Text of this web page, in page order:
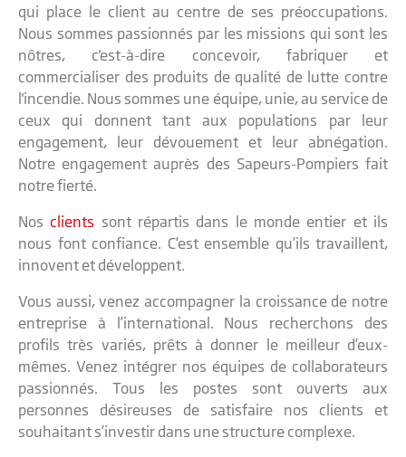
qui place le client au centre de ses préoccupations.
Nous sommes passionnés par les missions qui sont les
nôtres, c'est-à-dire concevoir, fabriquer et
commercialiser des produits de qualité de lutte contre
l'incendie. Nous sommes une équipe, unie, au service de
ceux qui donnent tant aux populations par leur
engagement, leur dévouement et leur abnégation.
Notre engagement auprès des Sapeurs-Pompiers fait
notre fierté.
Nosclients sont répartis dans le monde entier et ils
nous font confiance. C’est ensemble qu’ils travaillent,
innovent et développent.
Vous aussi, venez accompagner la croissance de notre
entreprise à l’international. Nous recherchons des
profils très variés, prêts à donner le meilleur d’eux-
mêmes. Venez intégrer nos équipes de collaborateurs
passionnés. Tous les postes sont ouverts aux
personnes désireuses de satisfaire nos clients et
souhaitant s’investir dans une structure complexe.